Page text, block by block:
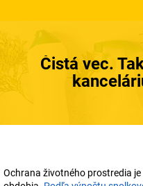
Čistá vec.
Ochrana životného prostredia